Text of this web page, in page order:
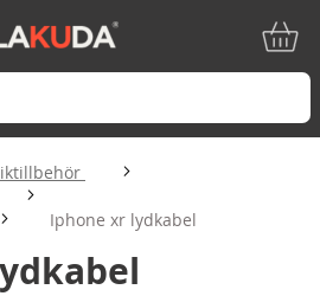
Iphone xr lydkabel